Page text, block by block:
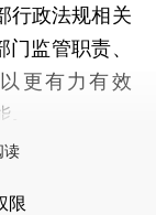
行政法规相关
监管职责、
更有力有效
读
限